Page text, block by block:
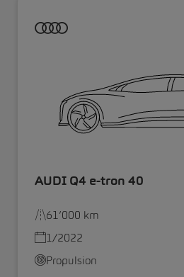
AUDI Q4 e-tron 40
61’000 km
1/2022
Propulsion